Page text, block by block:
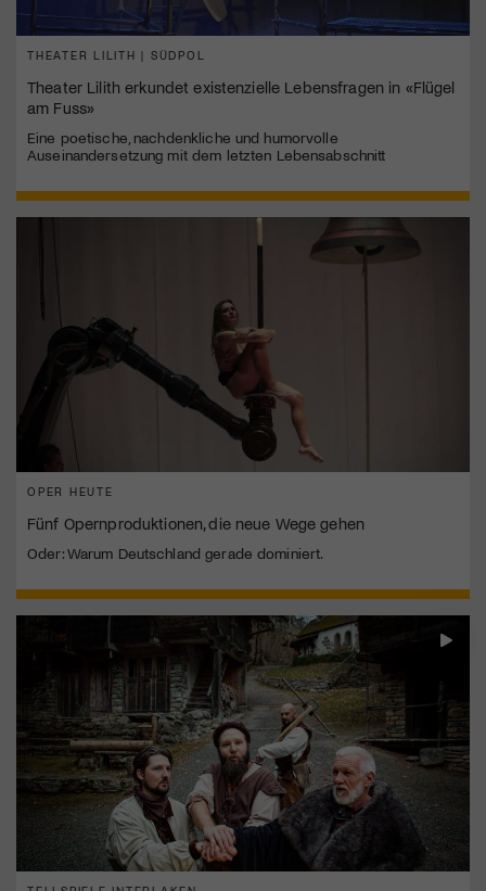
THEATER LILITH | SÜDPOL
Theater Lilith erkundet existenzielle Lebensfragen in «Flügel
am Fuss»
Eine poetische, nachdenkliche und humorvolle
Auseinandersetzung mit dem letzten Lebensabschnitt
OPER HEUTE
Fünf Opernproduktionen, die neue Wege gehen
Oder: Warum Deutschland gerade dominiert.